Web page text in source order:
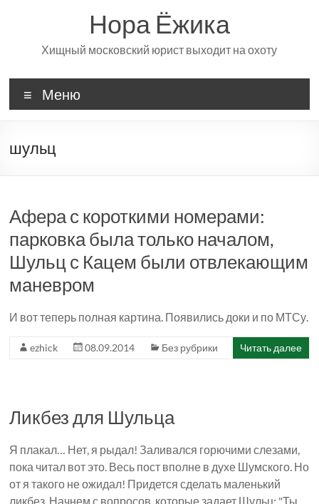
Нора Ёжика
Хищный московский юрист выходит на охоту
Меню
шульц
Афера с короткими номерами:
парковка была только началом,
Шульц с Кацем были отвлекающим
маневром
И вот теперь полная картина. Появились доки и по МТСу.
ezhick 08.09.2014 Без рубрики Читать далее
Ликбез для Шульца
Я плакал… Нет, я рыдал! Заливался горючими слезами,
пока читал вот это. Весь пост вполне в духе Шумского. Но
от я такого не ожидал! Придется сделать маленький
ликбез. Начнем с вопросов, которые задает Шульц: "Ты